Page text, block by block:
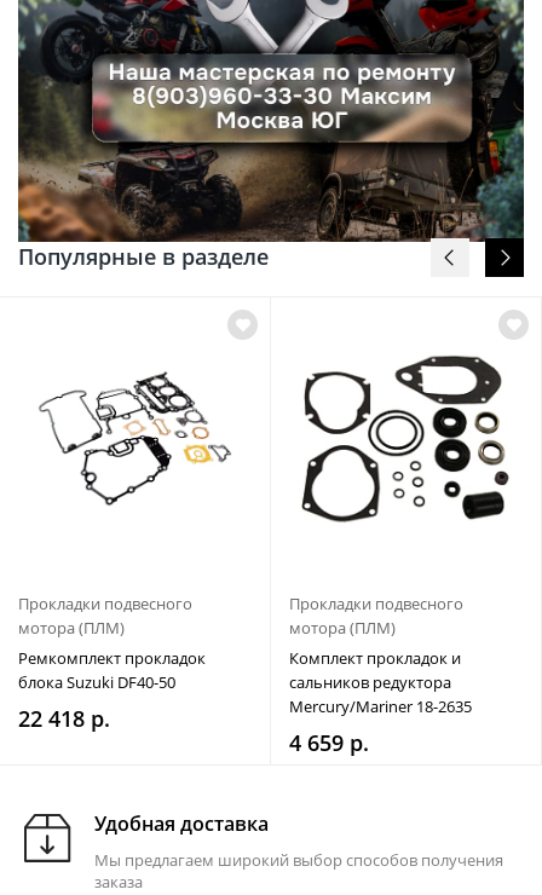
Популярные в разделе
Прокладки подвесного
мотора (ПЛМ)
Ремкомплект прокладок
блока Suzuki DF40-50
22 418 р.
Прокладки подвесного
мотора (ПЛМ)
Комплект прокладок и
сальников редуктора
Mercury/Mariner 18-2635
4 659 р.
Удобная доставка
Мы предлагаем широкий выбор способов получения
заказа